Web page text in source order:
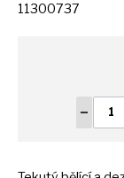
11300737